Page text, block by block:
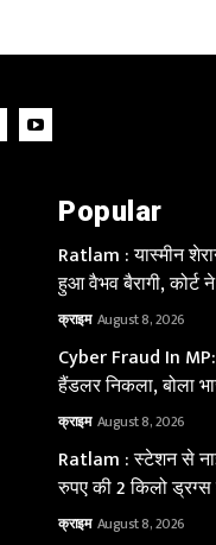
Popular
Ratlam : यास्मीन
हुआ वैभव बैरागी, कोर्ट
क्राइम August 8, 2026
Cyber Fraud In
हैंडलर निकला, बोला
क्राइम August 8, 2026
Ratlam : स्टेशन से
रुपए की 2 किलो
क्राइम August 8, 2026